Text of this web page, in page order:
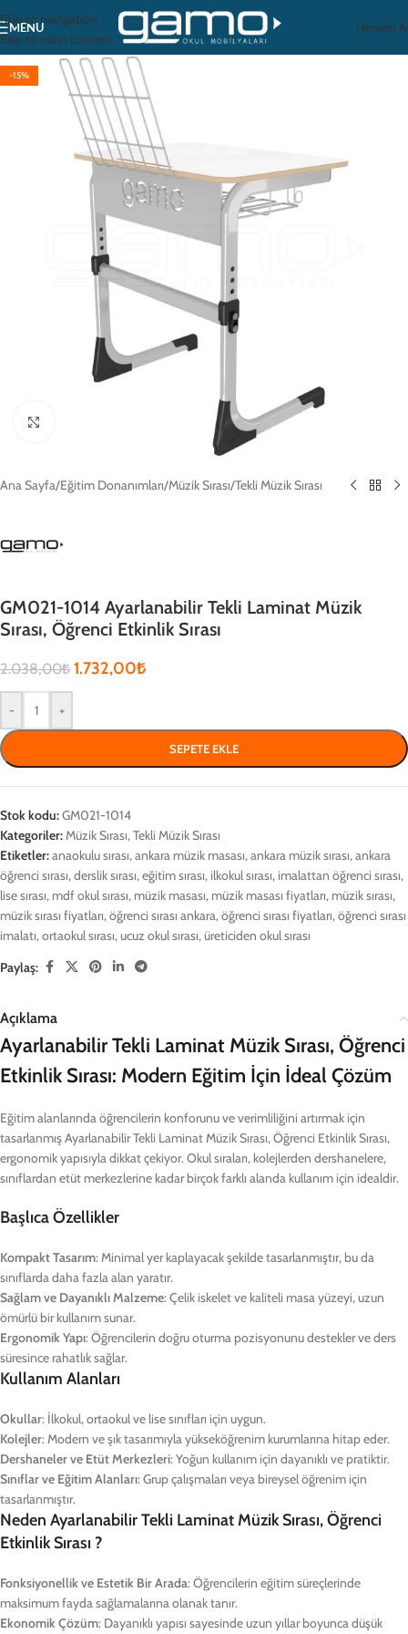
Skip to navigation
Skip to main content
MENU Hemen
-15%
Ana Sayfa/Eğitim Donanımları/Müzik Sırası/Tekli Müzik Sırası
GM021-1014 Ayarlanabilir Tekli Laminat Müzik
Sırası, Öğrenci Etkinlik Sırası
2.038,00₺ 1.732,00₺
- +
SEPETE EKLE
Stok kodu:GM021-1014
Kategoriler:Müzik Sırası,Tekli Müzik Sırası
Etiketler:anaokulu sırası,ankara müzik masası,ankara müzik sırası,ankara
öğrenci sırası,derslik sırası,eğitim sırası, ilkokul sırası, imalattan öğrenci sırası,
lise sırası, mdf okul sırası, müzik masası, müzik masası fiyatları, müzik sırası,
müzik sırası fiyatları,öğrenci sırası ankara,öğrenci sırası fiyatları,öğrenci sırası
imalatı,ortaokul sırası,ucuz okul sırası,üreticiden okul sırası
Paylaş:
Açıklama
Ayarlanabilir Tekli Laminat Müzik Sırası, Öğrenci
Etkinlik Sırası: Modern Eğitim İçin İdeal Çözüm
Eğitim alanlarında öğrencilerin konforunu ve verimliliğini artırmak için
tasarlanmış Ayarlanabilir Tekli Laminat Müzik Sırası, Öğrenci Etkinlik Sırası,
ergonomik yapısıyla dikkat çekiyor. Okul sıraları, kolejlerden dershanelere,
sınıflardan etüt merkezlerine kadar birçok farklı alanda kullanım için idealdir.
Başlıca Özellikler
Kompakt Tasarım: Minimal yer kaplayacak şekilde tasarlanmıştır, bu da
sınıflarda daha fazla alan yaratır.
Sağlam ve Dayanıklı Malzeme: Çelik iskelet ve kaliteli masa yüzeyi, uzun
ömürlü bir kullanım sunar.
Ergonomik Yapı: Öğrencilerin doğru oturma pozisyonunu destekler ve ders
süresince rahatlık sağlar.
Kullanım Alanları
Okullar: İlkokul, ortaokul ve lise sınıfları için uygun.
Kolejler: Modern ve şık tasarımıyla yükseköğrenim kurumlarına hitap eder.
Dershaneler ve Etüt Merkezleri: Yoğun kullanım için dayanıklı ve pratiktir.
Sınıflar ve Eğitim Alanları: Grup çalışmaları veya bireysel öğrenim için
tasarlanmıştır.
Neden Ayarlanabilir Tekli Laminat Müzik Sırası, Öğrenci
Etkinlik Sırası ?
Fonksiyonellik ve Estetik Bir Arada: Öğrencilerin eğitim süreçlerinde
maksimum fayda sağlamalarına olanak tanır.
Ekonomik Çözüm: Dayanıklı yapısı sayesinde uzun yıllar boyunca düşük